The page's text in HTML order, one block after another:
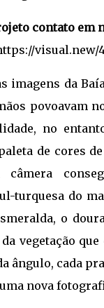
contato em
visual.new/
imagens da
povoavam
no
de cores
câmera
turquesa do
o
vegetação
ângulo, cada
nova